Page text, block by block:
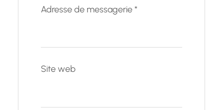
Adresse de messagerie*
Site web